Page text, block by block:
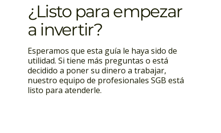
¿Listo para empezar
a invertir?
Esperamos que esta guía le haya sido de
utilidad. Si tiene más preguntas o está
decidido a poner su dinero a trabajar,
nuestro equipo de profesionales SGB está
listo para atenderle.